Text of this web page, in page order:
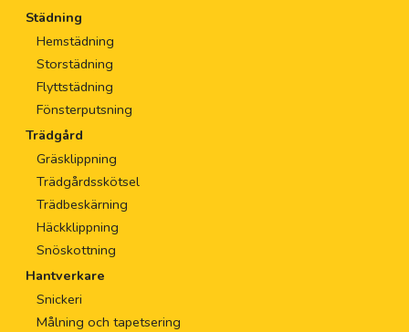
Städning
Hemstädning
Storstädning
Flyttstädning
Fönsterputsning
Trädgård
Gräsklippning
Trädgårdsskötsel
Trädbeskärning
Häckklippning
Snöskottning
Hantverkare
Snickeri
Målning och tapetsering